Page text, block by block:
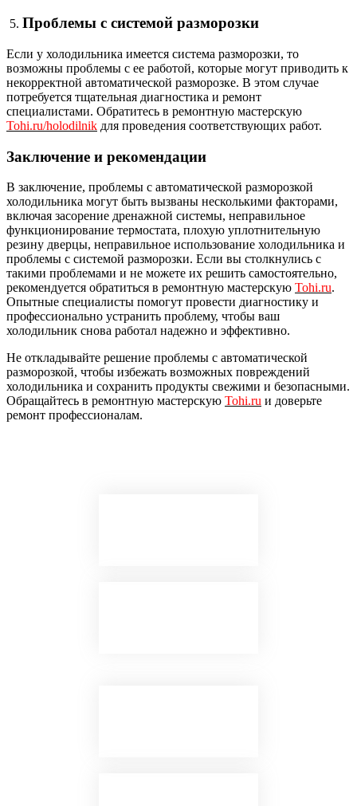
Проблемы с системой разморозки
Если у холодильника имеется система разморозки, то
возможны проблемы с ее работой, которые могут приводить к
некорректной автоматической разморозке. В этом случае
потребуется тщательная диагностика и ремонт
специалистами. Обратитесь в ремонтную мастерскую
Tohi.ru/holodilnik для проведения соответствующих работ.
Заключение и рекомендации
В заключение, проблемы с автоматической разморозкой
холодильника могут быть вызваны несколькими факторами,
включая засорение дренажной системы, неправильное
функционирование термостата, плохую уплотнительную
резину дверцы, неправильное использование холодильника и
проблемы с системой разморозки. Если вы столкнулись с
такими проблемами и не можете их решить самостоятельно,
рекомендуется обратиться в ремонтную мастерскую Tohi.ru.
Опытные специалисты помогут провести диагностику и
профессионально устранить проблему, чтобы ваш
холодильник снова работал надежно и эффективно.
Не откладывайте решение проблемы с автоматической
разморозкой, чтобы избежать возможных повреждений
холодильника и сохранить продукты свежими и безопасными.
Обращайтесь в ремонтную мастерскую Tohi.ru и доверьте
ремонт профессионалам.